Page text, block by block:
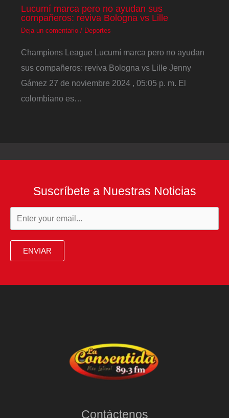
Lucumí marca pero no ayudan sus
compañeros: reviva Bologna vs Lille
Deja un comentario / Deportes
Champions League Lucumí marca pero no ayudan
sus compañeros: reviva Bologna vs Lille Jenny
Gámez 27 de noviembre 2024 , 05:05 p. m. El
colombiano es…
Suscríbete a Nuestras Noticias
ENVIAR
Contáctenos